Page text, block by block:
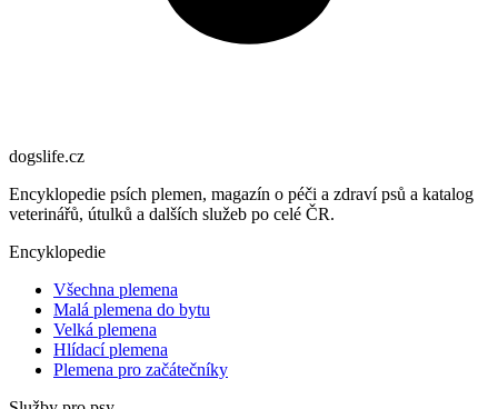
dogslife.cz
Encyklopedie psích plemen, magazín o péči a zdraví psů a katalog
veterinářů, útulků a dalších služeb po celé ČR.
Encyklopedie
Všechna plemena
Malá plemena do bytu
Velká plemena
Hlídací plemena
Plemena pro začátečníky